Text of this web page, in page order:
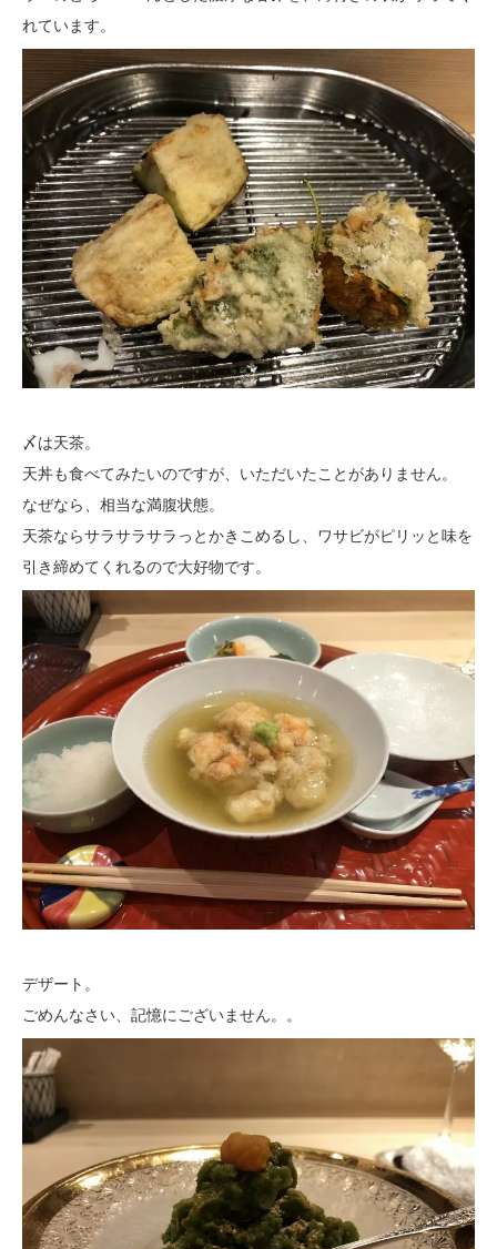
れています。
〆は天茶。
天丼も食べてみたいのですが、いただいたことがありません。
なぜなら、相当な満腹状態。
天茶ならサラサラサラっとかきこめるし、ワサビがピリッと味を
引き締めてくれるので大好物です。
デザート。
ごめんなさい、記憶にございません。。